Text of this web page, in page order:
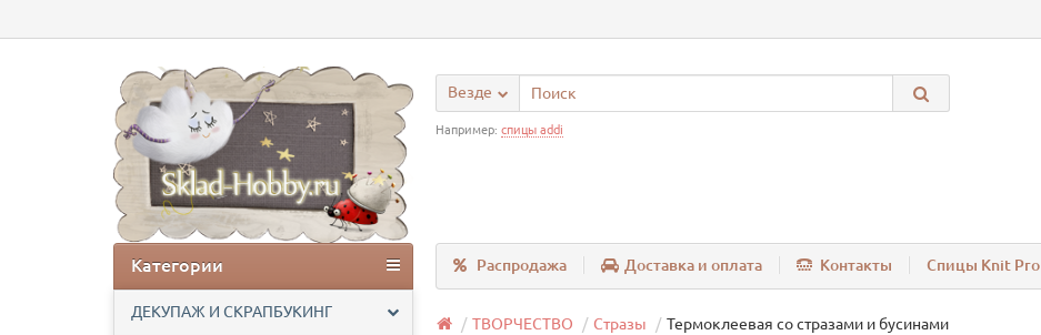
Везде
Например: спицы addi
Распродажа Доставка и оплата Контакты Спицы Knit Pro
Категории
ДЕКУПАЖ И СКРАПБУКИНГ
ТВОРЧЕСТВО Стразы Термоклеевая со стразами и бусинами